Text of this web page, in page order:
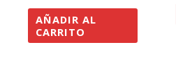
AÑADIR AL
CARRITO